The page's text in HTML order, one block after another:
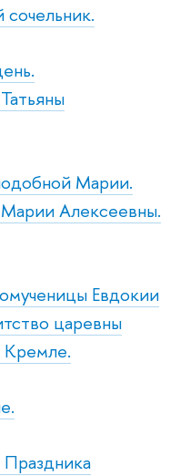
Марии.
Алексеевны.
Евдокии
царевны
Кремле.
Праздника